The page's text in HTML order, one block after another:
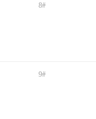
8#
9#